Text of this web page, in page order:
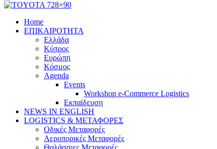
Home
ΕΠΙΚΑΙΡΟΤΗΤΑ
Ελλάδα
Κύπρος
Ευρώπη
Κόσμος
Agenda
Events
Workshop e-Commerce Logistics
Εκπαίδευση
NEWS IN ENGLISH
LOGISTICS & ΜΕΤΑΦΟΡΕΣ
Οδικές Μεταφορές
Αεροπορικές Μεταφορές
Θαλάσσιες Μεταφορές